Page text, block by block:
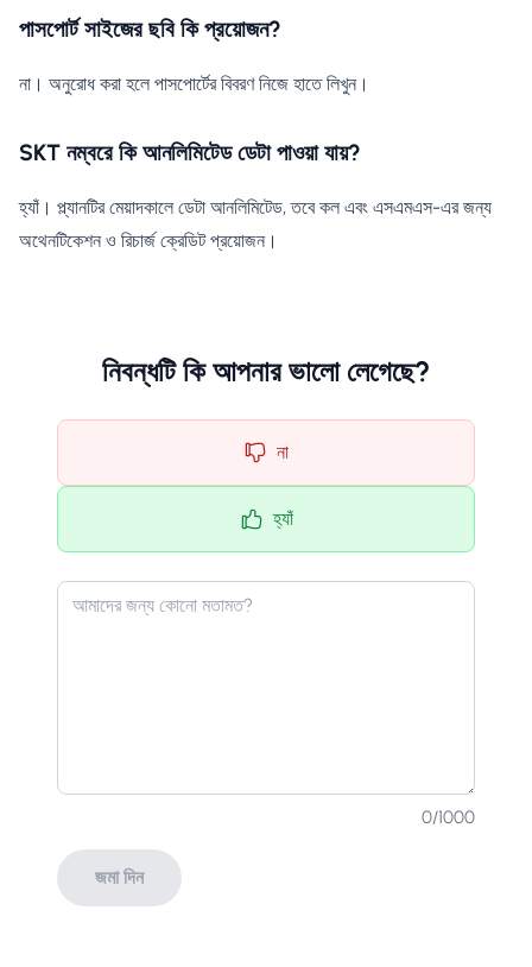
পাসপোর্ট সাইজের ছবি কি প্রয়োজন?
না। অনুরোধ করা হলে পাসপোর্টের বিবরণ নিজে হাতে লিখুন।
SKT নম্বরে কি আনলিমিটেড ডেটা পাওয়া যায়?
হ্যাঁ। প্ল্যানটির মেয়াদকালে ডেটা আনলিমিটেড, তবে কল এবং এসএমএস-এর জন্য
অথেনটিকেশন ও রিচার্জ ক্রেডিট প্রয়োজন।
নিবন্ধটি কি আপনার ভালো লেগেছে?
না
হ্যাঁ
0/1000
জমা দিন